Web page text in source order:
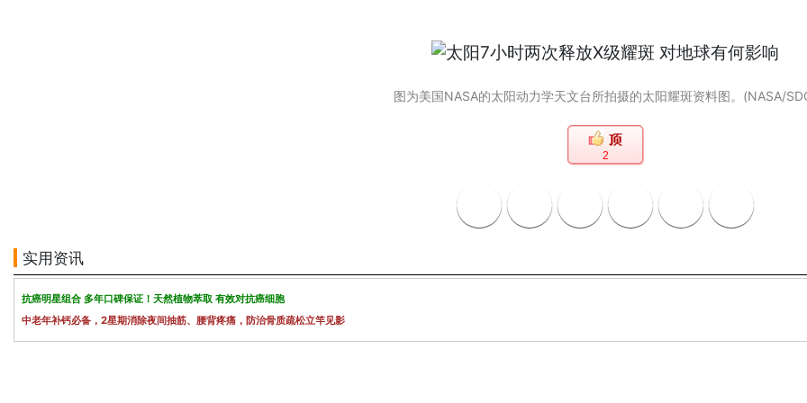
图为美国NASA的太阳动力学天文台所拍摄的太阳耀斑资料图。(NASA/
2
实用资讯
抗癌明星组合 多年口碑保证！天然植物萃取 有效对抗癌细胞
中老年补钙必备，2星期消除夜间抽筋、腰背疼痛，防治骨质疏松立竿见影